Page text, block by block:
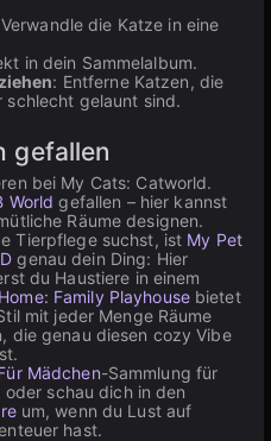
die Katze in eine
in dein Sammelalbum.
: Entferne Katzen, die
schlecht gelaunt sind.
gefallen
bei My Cats: Catworld.
World gefallen – hier kannst
Räume designen.
Tierpflege suchst, ist My Pet
genau dein Ding: Hier
du Haustiere in einem
Family Playhousebietet
mit jeder Menge Räume
die genau diesen cozy Vibe
Mädchen-Sammlung für
schau dich in den
um, wenn du Lust auf
hast.